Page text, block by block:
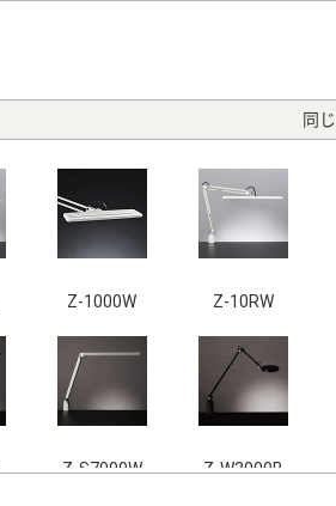
同
Z-1000W Z-10RW
Z-S7000W Z-W3000B